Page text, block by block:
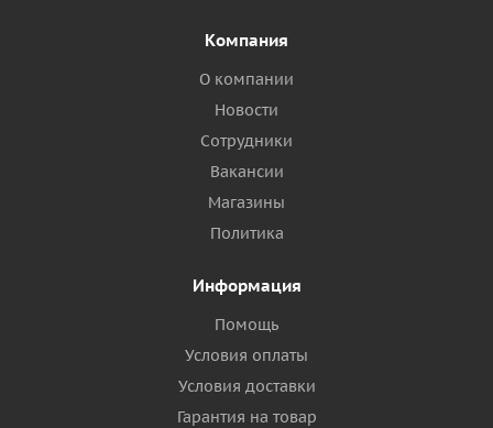
Компания
О компании
Новости
Сотрудники
Вакансии
Магазины
Политика
Информация
Помощь
Условия оплаты
Условия доставки
Гарантия на товар